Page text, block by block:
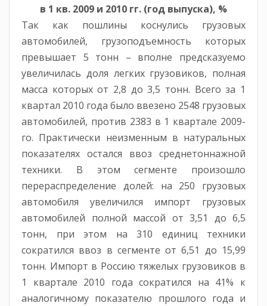
в 1 кв. 2009 и 2010 гг. (год выпуска), %
Так как пошлины коснулись грузовых
автомобилей, грузоподъемность которых
превышает 5 тонн – вполне предсказуемо
увеличилась доля легких грузовиков, полная
масса которых от 2,8 до 3,5 тонн. Всего за 1
квартал 2010 года было ввезено 2548 грузовых
автомобилей, против 2383 в 1 квартале 2009-
го. Практически неизменным в натуральных
показателях остался ввоз среднетоннажной
техники. В этом сегменте произошло
перераспределение долей: на 250 грузовых
автомобиля увеличился импорт грузовых
автомобилей полной массой от 3,51 до 6,5
тонн, при этом на 310 единиц техники
сократился ввоз в сегменте от 6,51 до 15,99
тонн. Импорт в Россию тяжелых грузовиков в
1 квартале 2010 года сократился на 41% к
аналогичному показателю прошлого года и